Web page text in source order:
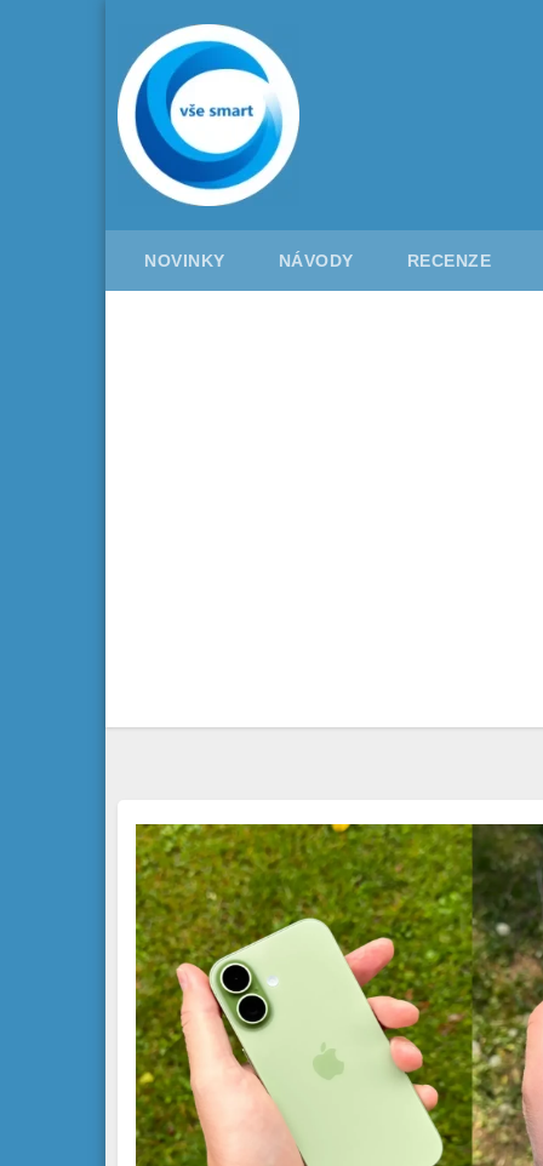
content
NOVINKY NÁVODY RECENZE